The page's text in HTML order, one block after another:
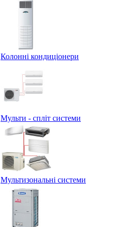
Колонні кондиціонери
Мульти - спліт системи
Мультизональні системи